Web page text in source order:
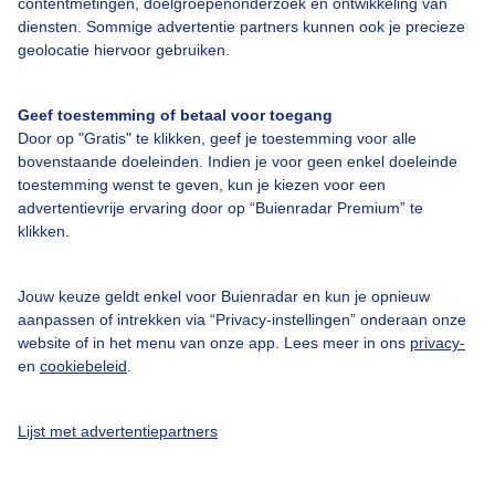
contentmetingen, doelgroepenonderzoek en ontwikkeling van
diensten. Sommige advertentie partners kunnen ook je precieze
geolocatie hiervoor gebruiken.
Geef toestemming of betaal voor toegang
Door op "Gratis" te klikken, geef je toestemming voor alle
bovenstaande doeleinden. Indien je voor geen enkel doeleinde
toestemming wenst te geven, kun je kiezen voor een
advertentievrije ervaring door op “Buienradar Premium” te
klikken.
Jouw keuze geldt enkel voor Buienradar en kun je opnieuw
aanpassen of intrekken via “Privacy-instellingen” onderaan onze
website of in het menu van onze app. Lees meer in ons privacy-
en cookiebeleid
Lijst met advertentiepartners
Bedrijfsgegevens
Contact
Toegankelijkheid
Gebruikersvoorwaarden
Adverteren
Privacy beleid
Cookie beleid